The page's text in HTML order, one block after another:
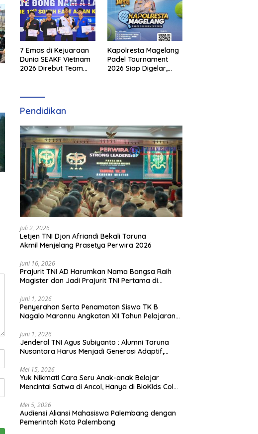
7 Emas di Kejuaraan
Dunia SEAKF Vietnam
2026 Direbut Team
Kapolresta Magelang
Padel Tournament
2026 Siap Digelar,
Pendidikan
Juli 2, 2026
Letjen TNI Djon Afriandi Bekali Taruna
Akmil Menjelang Prasetya Perwira 2026
Juni 16, 2026
Prajurit TNI AD Harumkan Nama Bangsa Raih
Magister dan Jadi Prajurit TNI Pertama di
Juni 1, 2026
Penyerahan Serta Penamatan Siswa TK B
Nagalo Marannu Angkatan XII Tahun Pelajaran
Juni 1, 2026
Jenderal TNI Agus Subiyanto : Alumni Taruna
Nusantara Harus Menjadi Generasi Adaptif,
Mei 15, 2026
Yuk Nikmati Cara Seru Anak-anak Belajar
Mencintai Satwa di Ancol, Hanya di BioKids Color
Mei 5, 2026
Audiensi Aliansi Mahasiswa Palembang dengan
Pemerintah Kota Palembang